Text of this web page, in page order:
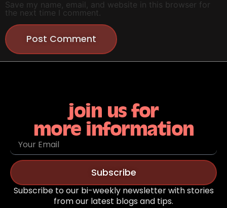
Save my name, email, and website in this browser for
the next time I comment.
join us for
more information
Subscribe
Subscribe to our bi-weekly newsletter with stories
from our latest blogs and tips.